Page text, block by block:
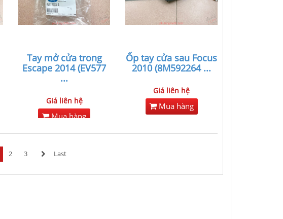
Tay mở cửa trong
Escape 2014 (EV577
...
Giá liên hệ
Mua hàng
Ốp tay cửa sau Focus
2010 (8M592264...
Giá liên hệ
Mua hàng
2 3 Last